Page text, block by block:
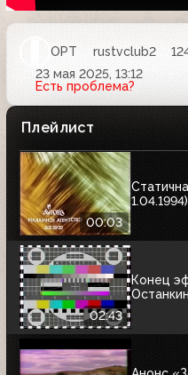
ОРТ rustvclub2
23 мая 2025, 13:12
Есть проблема?
Плейлист
00:03
1.04.1994)
02:43
Конец